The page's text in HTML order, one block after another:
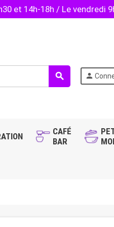
et 14h-18h / Le vendredi
search person
CAFÉ
BAR